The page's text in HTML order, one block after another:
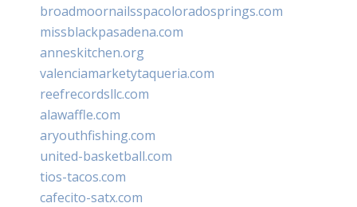
broadmoornailsspacoloradosprings.com
missblackpasadena.com
anneskitchen.org
valenciamarketytaqueria.com
reefrecordsllc.com
alawaffle.com
aryouthfishing.com
united-basketball.com
tios-tacos.com
cafecito-satx.com